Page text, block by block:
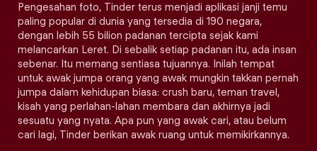
Pengesahan foto, Tinder terus menjadi aplikasi janji temu
paling popular di dunia yang tersedia di 190 negara,
dengan lebih 55 bilion padanan tercipta sejak kami
melancarkan Leret. Di sebalik setiap padanan itu, ada insan
sebenar. Itu memang sentiasa tujuannya. Inilah tempat
untuk awak jumpa orang yang awak mungkin takkan pernah
jumpa dalam kehidupan biasa: crush baru, teman travel,
kisah yang perlahan-lahan membara dan akhirnya jadi
sesuatu yang nyata. Apa pun yang awak cari, atau belum
cari lagi, Tinder berikan awak ruang untuk memikirkannya.